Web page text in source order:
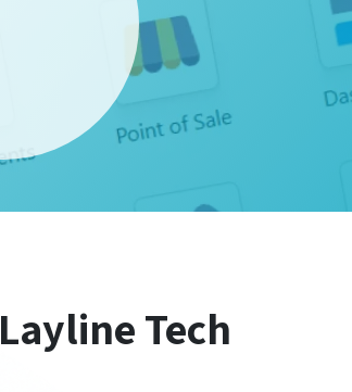
Layline Tech